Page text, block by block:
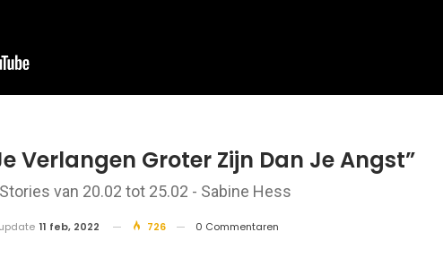
Verlangen Groter Zijn Dan Je Angst”
van 20.02 tot 25.02 - Sabine Hess
11 feb, 2022 726 0 Commentaren